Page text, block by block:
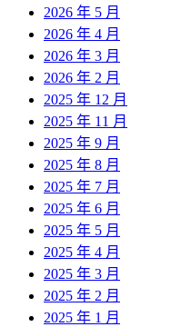
2026 年 5 月
2026 年 4 月
2026 年 3 月
2026 年 2 月
2025 年 12 月
2025 年 11 月
2025 年 9 月
2025 年 8 月
2025 年 7 月
2025 年 6 月
2025 年 5 月
2025 年 4 月
2025 年 3 月
2025 年 2 月
2025 年 1 月